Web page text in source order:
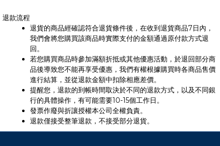
退款流程
退貨的商品經確認符合退貨條件後，在收到退貨商品7日內，
我們會將您購買該商品時實際支付的金額通過原付款方式退
回。
若您購買商品時參加滿額折抵或其他優惠活動，於退回部分商
品後導致您不能再享受優惠，我們有權根據購買時各商品售價
進行結算，並從退款金額中扣除相應差價。
提醒您，退款的到帳時間取決於不同的退款方式，以及不同銀
行的具體操作，有可能需要10-15個工作日。
發票作廢與折讓授權本公司全權負責。
退款僅接受整筆退款，不接受部分退貨。